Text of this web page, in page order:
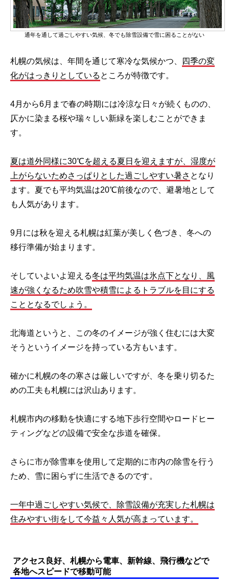
通年を通して過ごしやすい気候、冬でも除雪設備で雪に困ることがない
札幌の気候は、年間を通じて寒冷な気候かつ、
四季の変
化がはっきりとしている ところが特徴です。
4月から6月まで春の時期には冷涼な日々が続くものの、
仄かに染まる桜や瑞々しい新緑を楽しむことができま
す。
夏は道外同様に30℃を超える夏日を迎えますが、湿度が
上がらないためさっぱりとした過ごしやすい暑さ となり
ます。夏でも平均気温は20℃前後なので、避暑地として
も人気があります。
9月には秋を迎える札幌は紅葉が美しく色づき、冬への
移行準備が始まります。
そしていよいよ迎える冬は平均気温は氷点下となり、風
速が強くなるため吹雪や積雪によるトラブルを目にする
こととなるでしょう。
北海道というと、この冬のイメージが強く住むには大変
そうというイメージを持っている方もいます。
確かに札幌の冬の寒さは厳しいですが、冬を乗り切るた
めの工夫も札幌には沢山あります。
札幌市内の移動を快適にする地下歩行空間やロードヒー
ティングなどの設備で安全な歩道を確保。
さらに市が除雪車を使用して定期的に市内の除雪を行う
ため、雪に困らずに生活できるのです。
一年中過ごしやすい気候で、除雪設備が充実した札幌は
住みやすい街をして今益々人気が高まっています。
アクセス良好、札幌から電車、新幹線、飛行機などで
各地へスピードで移動可能